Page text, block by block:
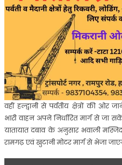
वहीं हल्द्वानी से पर्वतीय क्षेत्रों की
भारी वाहन अपने निर्धारित मार्ग से जा
यातायात दबाव के अनुसार भवाली
रामगढ़ एवं खुटानी मोटर मार्ग से भेजा